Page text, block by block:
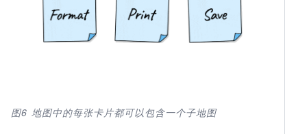
图6 地图中的每张卡片都可以包含一个子地图